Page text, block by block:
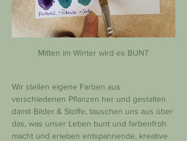
Mitten im Winter wird es BUNT
Wir stellen eigene Farben aus
verschiedenen Pflanzen her und gestalten
damit Bilder & Stoffe, tauschen uns aus über
das, was unser Leben bunt und farbenfroh
macht und erleben entspannende, kreative